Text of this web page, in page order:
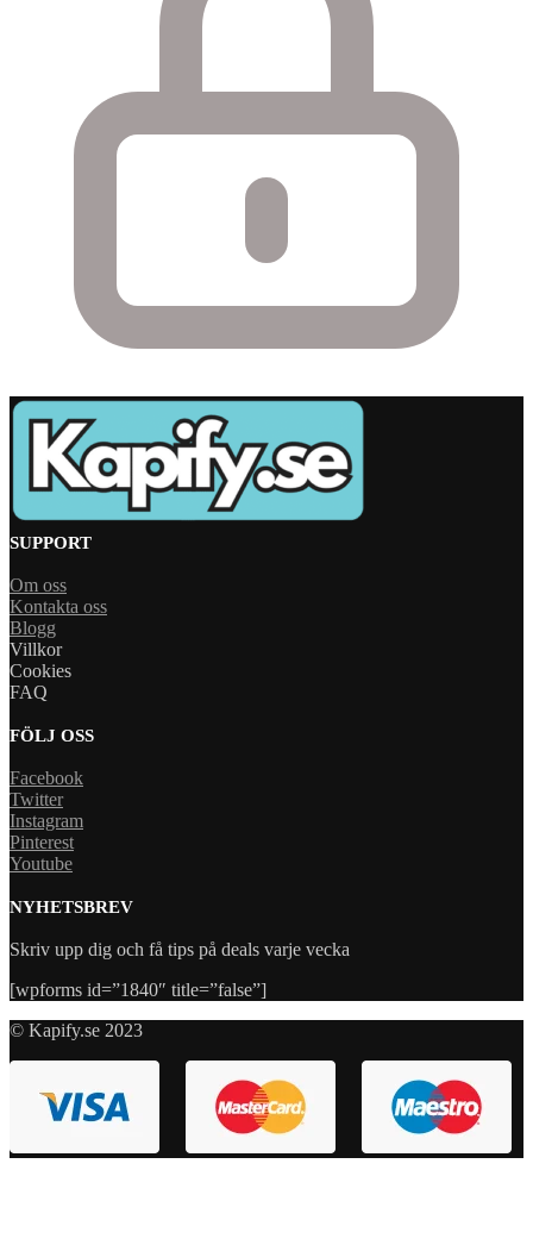
SUPPORT
Om oss
Kontakta oss
Blogg
Villkor
Cookies
FAQ
FÖLJ OSS
Facebook
Twitter
Instagram
Pinterest
Youtube
NYHETSBREV
Skriv upp dig och få tips på deals varje vecka
[wpforms id=”1840″ title=”false”]
© Kapify.se 2023